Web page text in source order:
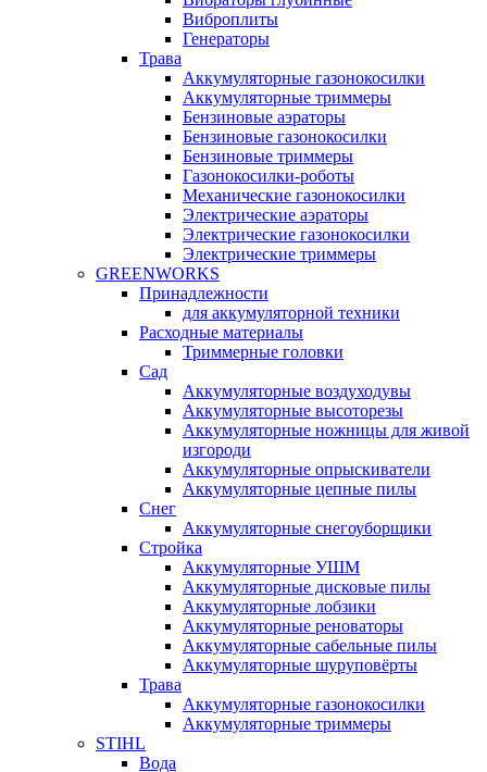
Виброплиты
Генераторы
Трава
Аккумуляторные газонокосилки
Аккумуляторные триммеры
Бензиновые аэраторы
Бензиновые газонокосилки
Бензиновые триммеры
Газонокосилки-роботы
Механические газонокосилки
Электрические аэраторы
Электрические газонокосилки
Электрические триммеры
GREENWORKS
Принадлежности
для аккумуляторной техники
Расходные материалы
Триммерные головки
Сад
Аккумуляторные воздуходувы
Аккумуляторные высоторезы
Аккумуляторные ножницы для живой
изгороди
Аккумуляторные опрыскиватели
Аккумуляторные цепные пилы
Снег
Аккумуляторные снегоуборщики
Стройка
Аккумуляторные УШМ
Аккумуляторные дисковые пилы
Аккумуляторные лобзики
Аккумуляторные реноваторы
Аккумуляторные сабельные пилы
Аккумуляторные шуруповёрты
Трава
Аккумуляторные газонокосилки
Аккумуляторные триммеры
STIHL
Вода